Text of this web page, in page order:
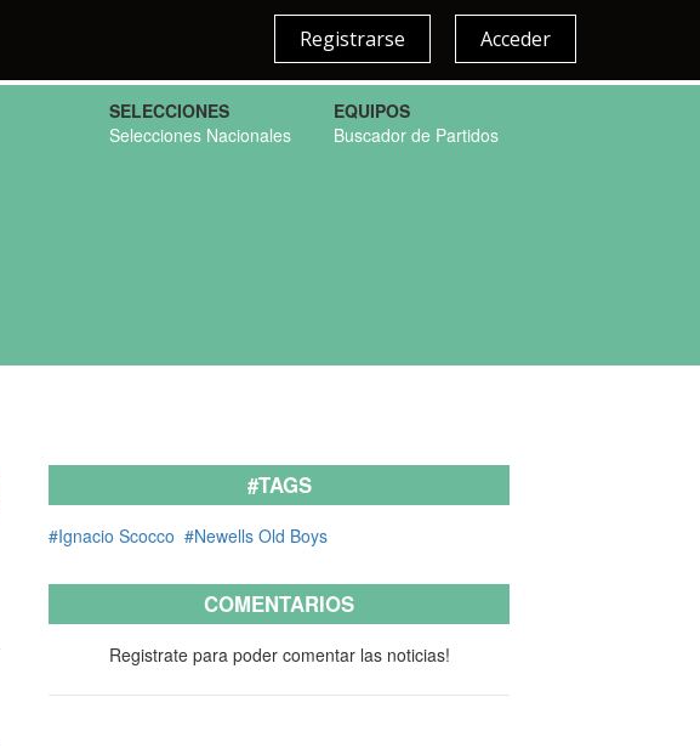
Acceder
Registrarse
SELECCIONES
Selecciones Nacionales
EQUIPOS
Buscador de Partidos
#TAGS
#Ignacio Scocco #Newells Old Boys
COMENTARIOS
Registrate para poder comentar las noticias!